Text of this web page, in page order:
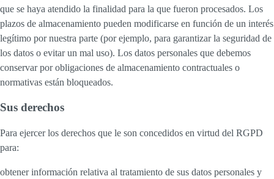
que se haya atendido la finalidad para la que fueron procesados. Los
plazos de almacenamiento pueden modificarse en función de un interés
legítimo por nuestra parte (por ejemplo, para garantizar la seguridad de
los datos o evitar un mal uso). Los datos personales que debemos
conservar por obligaciones de almacenamiento contractuales o
normativas están bloqueados.
Sus derechos
Para ejercer los derechos que le son concedidos en virtud del RGPD
para:
obtener información relativa al tratamiento de sus datos personales y